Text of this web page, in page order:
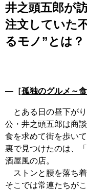
井之頭五郎が
注文していた
るモノ”とは？
―［孤独のグルメ～
とある日の昼下が
公・井之頭五郎は商
食を求めて街を歩い
裏で見つけたのは、
酒屋風の店。
ストンと腰を落ち着
そこでは常連たちが